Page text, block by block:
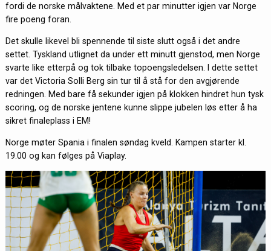
fordi de norske målvaktene. Med et par minutter igjen var Norge
fire poeng foran.
Det skulle likevel bli spennende til siste slutt også i det andre
settet. Tyskland utlignet da under ett minutt gjenstod, men Norge
svarte like etterpå og tok tilbake topoengsledelsen. I dette settet
var det Victoria Solli Berg sin tur til å stå for den avgjørende
redningen. Med bare få sekunder igjen på klokken hindret hun tysk
scoring, og de norske jentene kunne slippe jubelen løs etter å ha
sikret finaleplass i EM!
Norge møter Spania i finalen søndag kveld. Kampen starter kl.
19.00 og kan følges på Viaplay.